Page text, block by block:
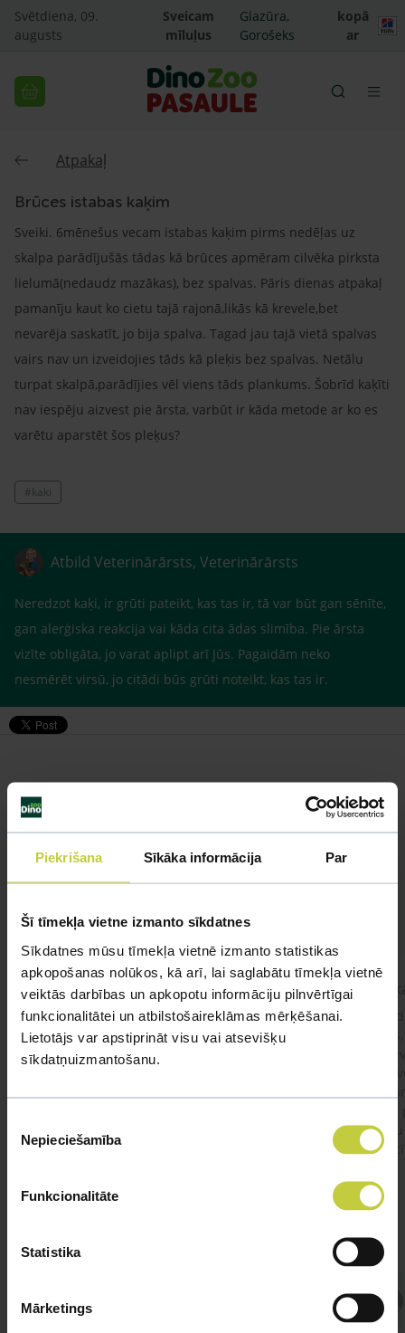
Piekrišana Sīkāka informācija Par
Šī tīmekļa vietne izmanto sīkdatnes
Sīkdatnes mūsu tīmekļa vietnē izmanto statistikas
apkopošanas nolūkos, kā arī, lai saglabātu tīmekļa vietnē
veiktās darbības un apkopotu informāciju pilnvērtīgai
funkcionalitātei un atbilstošaireklāmas mērķēšanai.
Lietotājs var apstiprināt visu vai atsevišķu
sīkdatņuizmantošanu.
izvēle
Nepieciešamība
Funkcionalitāte
Statistika
Mārketings
Svētdiena, 09.
augusts
Sveicam
mīluļus
Glazūra,
Gorošeks
kopā
ar
Atpakaļ
Brūces istabas kaķim
Sveiki. 6mēnešus vecam istabas kaķim pirms nedēļas uz
skalpa parādījušās tādas kā brūces apmēram cilvēka pirksta
lielumā(nedaudz mazākas), bez spalvas. Pāris dienas atpakaļ
pamanīju kaut ko cietu tajā rajonā,likās kā krevele,bet
nevarēja saskatīt, jo bija spalva. Tagad jau tajā vietā spalvas
vairs nav un izveidojies tāds kā pleķis bez spalvas. Netālu
turpat skalpā,parādījies vēl viens tāds plankums. Šobrīd kaķīti
nav iespēju aizvest pie ārsta, varbūt ir kāda metode ar ko es
varētu aparstēt šos pleķus?
#kaki
Atbild Veterinārārsts, Veterinārārsts
Neredzot kaķi, ir grūti pateikt, kas tas ir, tā var būt gan sēnīte,
gan alerģiska reakcija vai kāda cita ādas slimība. Pie ārsta
vizīte obligāta, jo varat aplipt arī Jūs. Pagaidām neko
nesmērēt virsū, jo citādi būs grūti noteikt, kas tas ir.
Līdzīgi jautājumi
Mūsu eksperti spēs atbildēt uz jebkuru Jūsu jautājumu
kaķis apēdis plēvi
Ja kaķim gadījies apēst plastiku ,ko ieklāj zem
garnelēm kārbiņās apakšā.Kādas sekas varētu
būt?Kā kaķis varētu reağēt...Ko darīt?
Veterinārārsts
būtu